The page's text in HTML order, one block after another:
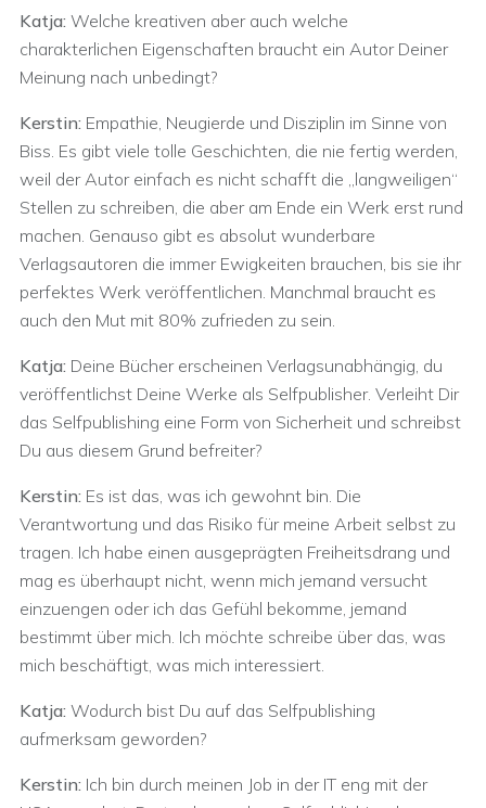
Katja: Welche kreativen aber auch welche
charakterlichen Eigenschaften braucht ein Autor Deiner
Meinung nach unbedingt?
Kerstin: Empathie, Neugierde und Disziplin im Sinne von
Biss. Es gibt viele tolle Geschichten, die nie fertig werden,
weil der Autor einfach es nicht schafft die „langweiligen“
Stellen zu schreiben, die aber am Ende ein Werk erst rund
machen. Genauso gibt es absolut wunderbare
Verlagsautoren die immer Ewigkeiten brauchen, bis sie ihr
perfektes Werk veröffentlichen. Manchmal braucht es
auch den Mut mit 80% zufrieden zu sein.
Katja: Deine Bücher erscheinen Verlagsunabhängig, du
veröffentlichst Deine Werke als Selfpublisher. Verleiht Dir
das Selfpublishing eine Form von Sicherheit und schreibst
Du aus diesem Grund befreiter?
Kerstin: Es ist das, was ich gewohnt bin. Die
Verantwortung und das Risiko für meine Arbeit selbst zu
tragen. Ich habe einen ausgeprägten Freiheitsdrang und
mag es überhaupt nicht, wenn mich jemand versucht
einzuengen oder ich das Gefühl bekomme, jemand
bestimmt über mich. Ich möchte schreibe über das, was
mich beschäftigt, was mich interessiert.
Katja: Wodurch bist Du auf das Selfpublishing
aufmerksam geworden?
Kerstin: Ich bin durch meinen Job in der IT eng mit der